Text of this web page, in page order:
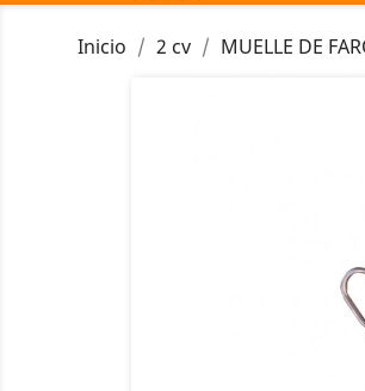
Inicio 2 cv MUELLE DE